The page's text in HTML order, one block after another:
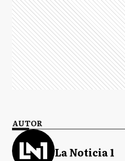
AUTOR
La Noticia 1